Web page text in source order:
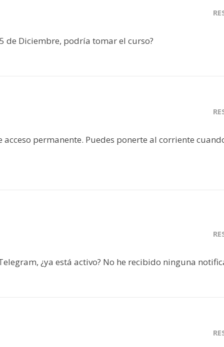
de Diciembre, podría tomar el curso?
permanente. Puedes ponerte al corriente
¿ya está activo? No he recibido ninguna